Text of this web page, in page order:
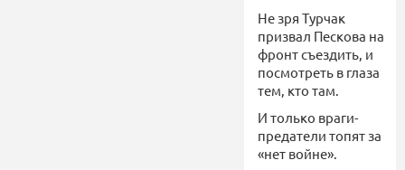
Не зря Турчак
призвал Пескова на
фронт съездить, и
посмотреть в глаза
тем, кто там.
И только враги-
предатели топят за
«нет войне».